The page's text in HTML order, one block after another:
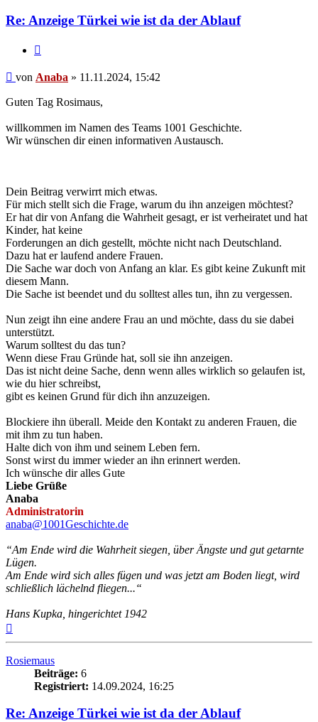
Re: Anzeige Türkei wie ist da der Ablauf
Beitrag
von Anaba » 11.11.2024, 15:42
Guten Tag Rosimaus,
willkommen im Namen des Teams 1001 Geschichte.
Wir wünschen dir einen informativen Austausch.
Dein Beitrag verwirrt mich etwas.
Für mich stellt sich die Frage, warum du ihn anzeigen möchtest?
Er hat dir von Anfang die Wahrheit gesagt, er ist verheiratet und hat
Kinder, hat keine
Forderungen an dich gestellt, möchte nicht nach Deutschland.
Dazu hat er laufend andere Frauen.
Die Sache war doch von Anfang an klar. Es gibt keine Zukunft mit
diesem Mann.
Die Sache ist beendet und du solltest alles tun, ihn zu vergessen.
Nun zeigt ihn eine andere Frau an und möchte, dass du sie dabei
unterstützt.
Warum solltest du das tun?
Wenn diese Frau Gründe hat, soll sie ihn anzeigen.
Das ist nicht deine Sache, denn wenn alles wirklich so gelaufen ist,
wie du hier schreibst,
gibt es keinen Grund für dich ihn anzuzeigen.
Blockiere ihn überall. Meide den Kontakt zu anderen Frauen, die
mit ihm zu tun haben.
Halte dich von ihm und seinem Leben fern.
Sonst wirst du immer wieder an ihn erinnert werden.
Ich wünsche dir alles Gute
Liebe Grüße
Anaba
Administratorin
anaba@1001Geschichte.de
“Am Ende wird die Wahrheit siegen, über Ängste und gut getarnte
Lügen.
Am Ende wird sich alles fügen und was jetzt am Boden liegt, wird
schließlich lächelnd fliegen...“
Hans Kupka, hingerichtet 1942
Rosiemaus
Beiträge: 6
Registriert: 14.09.2024, 16:25
Re: Anzeige Türkei wie ist da der Ablauf